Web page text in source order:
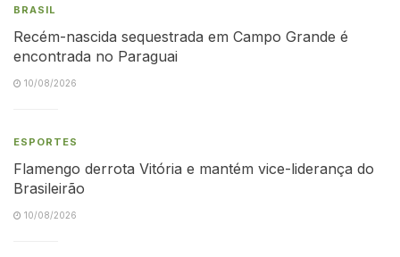
BRASIL
Recém-nascida sequestrada em Campo Grande é
encontrada no Paraguai
10/08/2026
ESPORTES
Flamengo derrota Vitória e mantém vice-liderança do
Brasileirão
10/08/2026